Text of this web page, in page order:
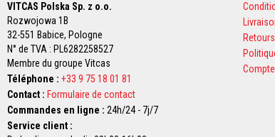
haute
température
Feutres
aiguilletés
isolants
Bande
scellante
céramique
VITCAS Polska Sp. z o.o.
Rozwojowa 1B
32-551 Babice, Pologne
N° de TVA : PL6282258527
Membre du groupe Vitcas
Téléphone : +33 9 75 18 01 81
Contact : Formulaire de contact
Commandes en ligne : 24h/24 - 7j/7
Service client :